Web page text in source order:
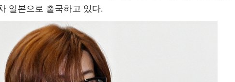
일본으로 출국하고 있다.